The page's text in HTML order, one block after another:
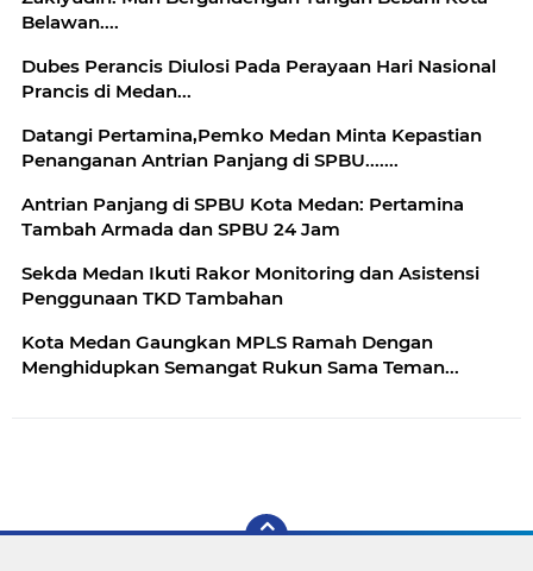
Belawan....
Dubes Perancis Diulosi Pada Perayaan Hari Nasional
Prancis di Medan...
Datangi Pertamina,Pemko Medan Minta Kepastian
Penanganan Antrian Panjang di SPBU.......
Antrian Panjang di SPBU Kota Medan: Pertamina
Tambah Armada dan SPBU 24 Jam
Sekda Medan Ikuti Rakor Monitoring dan Asistensi
Penggunaan TKD Tambahan
Kota Medan Gaungkan MPLS Ramah Dengan
Menghidupkan Semangat Rukun Sama Teman...